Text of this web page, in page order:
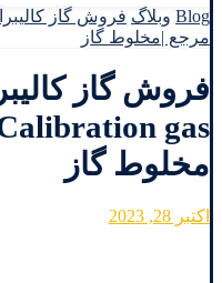
Blog وبلاگ
مرجع |مخلوط گاز
فروش گاز
مخلوط گاز
اکتبر 28, 2023